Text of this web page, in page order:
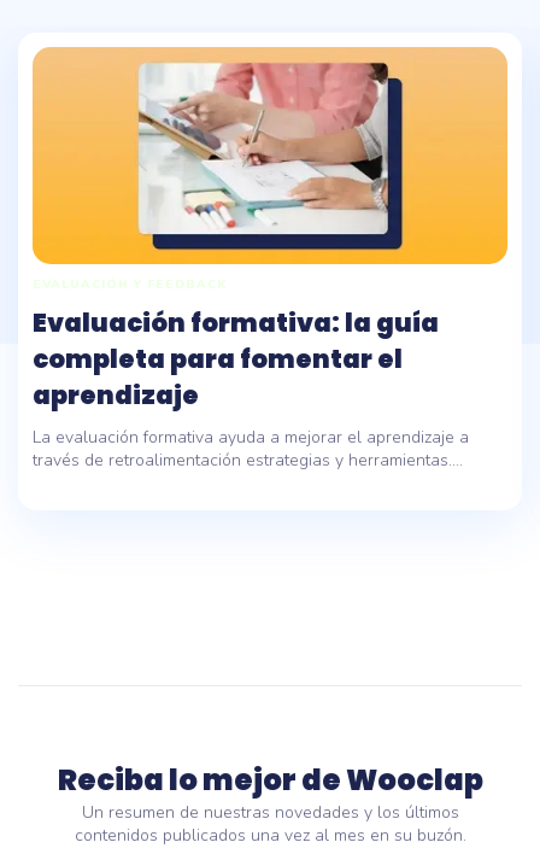
EVALUACIÓN Y FEEDBACK
Evaluación formativa: la guía
completa para fomentar el
aprendizaje
La evaluación formativa ayuda a mejorar el aprendizaje a
través de retroalimentación estrategias y herramientas....
Reciba lo mejor de Wooclap
Un resumen de nuestras novedades y los últimos
contenidos publicados una vez al mes en su buzón.